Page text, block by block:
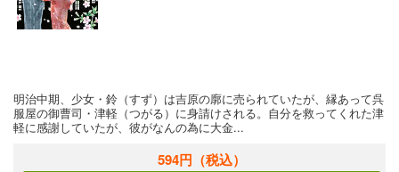
明治中期、少女・鈴（すず）は吉原の廓に売られていたが、縁あって呉
服屋の御曹司・津軽（つがる）に身請けされる。自分を救ってくれた津
軽に感謝していたが、彼がなんの為に大金...
594円 （税込）